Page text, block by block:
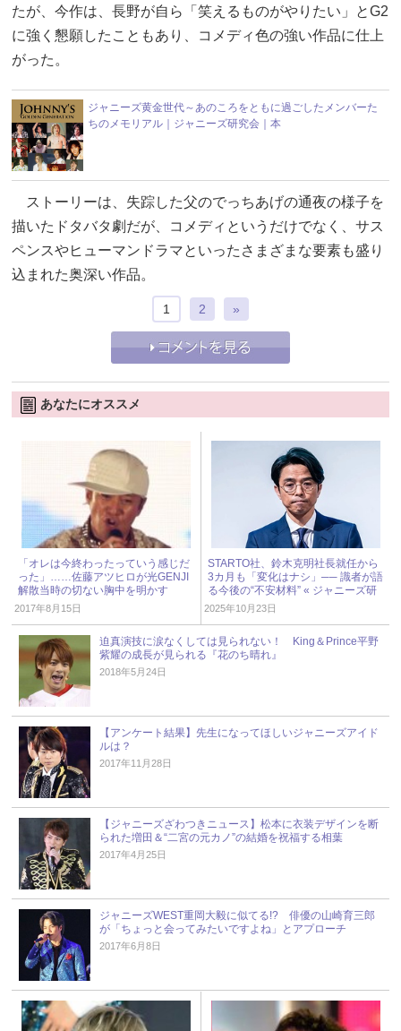
たが、今作は、長野が自ら「笑えるものがやりたい」とG2
に強く懇願したこともあり、コメディ色の強い作品に仕上
がった。
ジャニーズ黄金世代～あのころをともに過ごしたメンバーた
ちのメモリアル｜ジャニーズ研究会｜本
ストーリーは、失踪した父のでっちあげの通夜の様子を
描いたドタバタ劇だが、コメディというだけでなく、サス
ペンスやヒューマンドラマといったさまざまな要素も盛り
込まれた奥深い作品。
1 2 »
あなたにオススメ
「オレは今終わったっていう感じだ
った」……佐藤アツヒロが光GENJI
解散当時の切ない胸中を明かす
2017年8月15日
STARTO社、鈴木克明社長就任から
3カ月も「変化はナシ」── 識者が語
る今後の“不安材料” « ジャニーズ研
究会
2025年10月23日
迫真演技に涙なくしては見られない！ King＆Prince平野
紫耀の成長が見られる『花のち晴れ』
2018年5月24日
【アンケート結果】先生になってほしいジャニーズアイド
ルは？
2017年11月28日
【ジャニーズざわつきニュース】松本に衣装デザインを断
られた増田＆“二宮の元カノ”の結婚を祝福する相葉
2017年4月25日
ジャニーズWEST重岡大毅に似てる!? 俳優の山崎育三郎
が「ちょっと会ってみたいですよね」とアプローチ
2017年6月8日